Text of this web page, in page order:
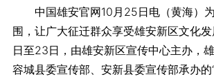
中国雄安官网10月25日电（黄海）
围，让广大征迁群众享受雄安新区文化
日至23日，由雄安新区宣传中心主办，雄
容城县委宣传部、安新县委宣传部承办